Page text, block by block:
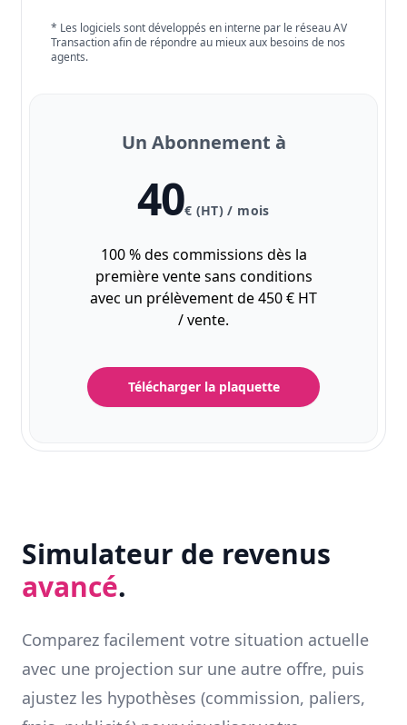
* Les logiciels sont développés en interne par le réseau AV
Transaction afin de répondre au mieux aux besoins de nos
agents.
Un Abonnement à
40€ (HT) / mois
100 % des commissions dès la
première vente sans conditions
avec un prélèvement de 450 € HT
/ vente.
Télécharger la plaquette
Simulateur de revenus
avancé.
Comparez facilement votre situation actuelle
avec une projection sur une autre offre, puis
ajustez les hypothèses (commission, paliers,